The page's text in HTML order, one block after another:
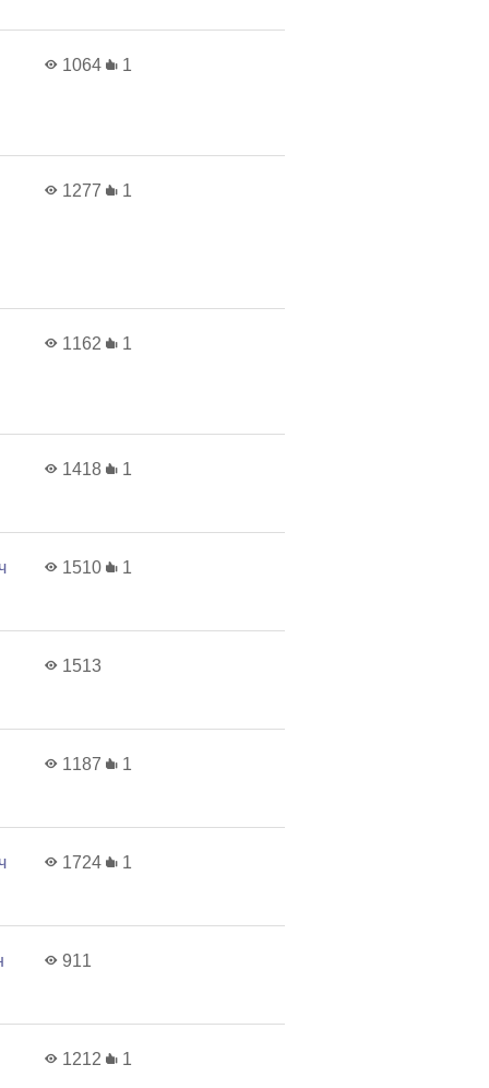
1064 1
1277 1
1162 1
1418 1
1510 1
1513
1187 1
1724 1
911
1212 1